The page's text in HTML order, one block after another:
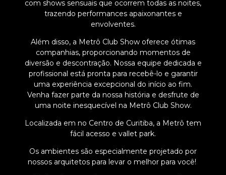
com shows sensuais que ocorrem todas as noites,
trazendo performances apaixonantes e
envolventes.
Além disso, a Metrô Club Show oferece ótimas
companhias, proporcionando momentos de
diversão e descontração. Nossa equipe dedicada e
profissional está pronta para recebê-lo e garantir
uma experiência excepcional do início ao fim.
Venha fazer parte da nossa história e desfrute de
uma noite inesquecível na Metrô Club Show.
Localizada em no Centro de Curitiba, a Metrô tem
fácil acesso e vallet park.
Os ambientes são especialmente projetado por
nossos arquitetos para levar o melhor para você!